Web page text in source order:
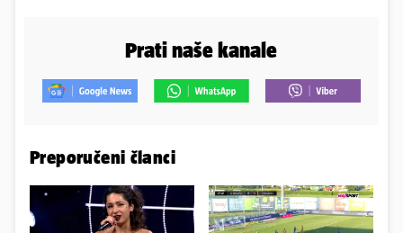
Prati naše kanale
Preporučeni članci